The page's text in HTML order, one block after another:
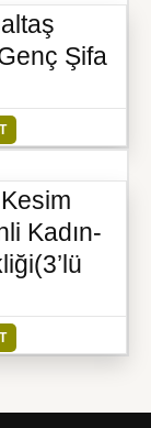
Şifa
Kadın-